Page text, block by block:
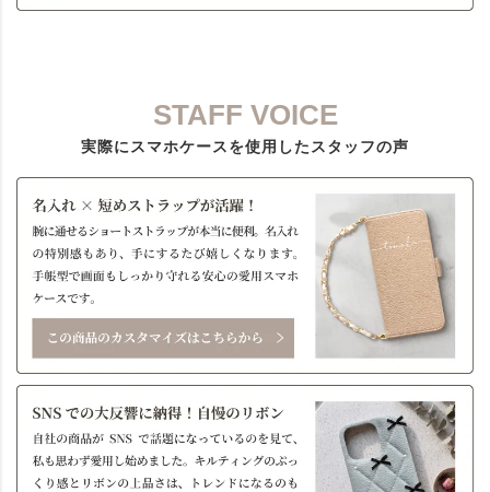
STAFF VOICE
実際にスマホケースを使用したスタッフの声